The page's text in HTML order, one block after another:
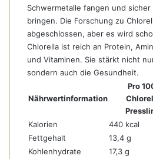
Schwermetalle fangen und sicher
bringen. Die Forschung zu
abgeschlossen, aber es wird
Chlorella ist reich an Protein,
und Vitaminen. Sie stärkt nicht
sondern auch die Gesundheit.
Nährwertinformation
Pro
Kalorien
440 kcal
Fettgehalt
13,4 g
Kohlenhydrate
17,3 g